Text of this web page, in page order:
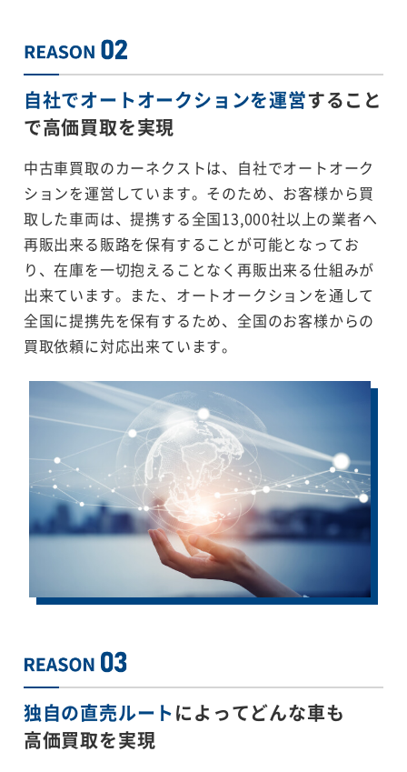
自社でオートオークションを運営すること
で高価買取を実現
中古車買取のカーネクストは、自社でオートオーク
ションを運営しています。そのため、お客様から買
取した車両は、提携する全国13,000社以上の業者へ
再販出来る販路を保有することが可能となってお
り、在庫を一切抱えることなく再販出来る仕組みが
出来ています。また、オートオークションを通して
全国に提携先を保有するため、全国のお客様からの
買取依頼に対応出来ています。
独自の直売ルートによってどんな車も
高価買取を実現